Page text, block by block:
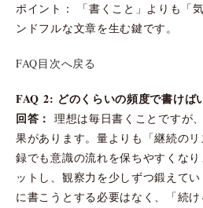
ポイント： 「書くこと」よりも「
ンドフルな文章を生む鍵です。
FAQ目次へ戻る
FAQ 2: どのくらいの頻度で書けば
回答： 理想は毎日書くことですが
果があります。量よりも「継続の
録でも意識の流れを保ちやすくな
ットし、観察力を少しずつ鍛えて
に書こうとする必要はなく、「続